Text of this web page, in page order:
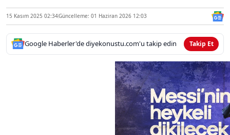
15 Kasım 2025 02:34Güncelleme: 01 Haziran 2026 12:03
Google Haberler'de diyekonustu.com'u takip edin Takip Et